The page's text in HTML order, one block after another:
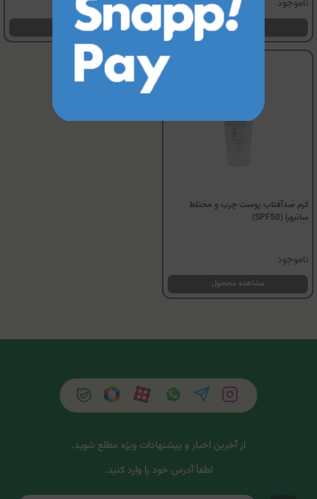
ناموجود
مشاهده محصول
ناموجود
مشاهده محصول
کرم ضدآفتاب پوست چرب و مختلط
سانیورا (SPF50)
ناموجود
مشاهده محصول
از آخرین اخبار و پیشنهادات ویژه مطلع شوید.
لطفاً آدرس خود را وارد کنید.